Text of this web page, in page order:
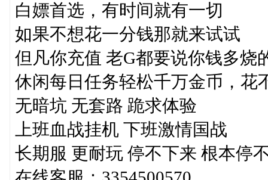
白嫖首选，有时间就有一切
如果不想花一分钱那就来试试
但凡你充值 老G都要说你钱多烧
休闲每日任务轻松千万金币，花
无暗坑 无套路 跪求体验
上班血战挂机 下班激情国战
长期服 更耐玩 停不下来 根本停